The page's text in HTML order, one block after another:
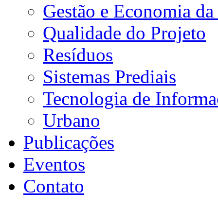
Gestão e Economia
Qualidade do Projeto
Resíduos
Sistemas Prediais
Tecnologia de
Urbano
Publicações
Eventos
Contato